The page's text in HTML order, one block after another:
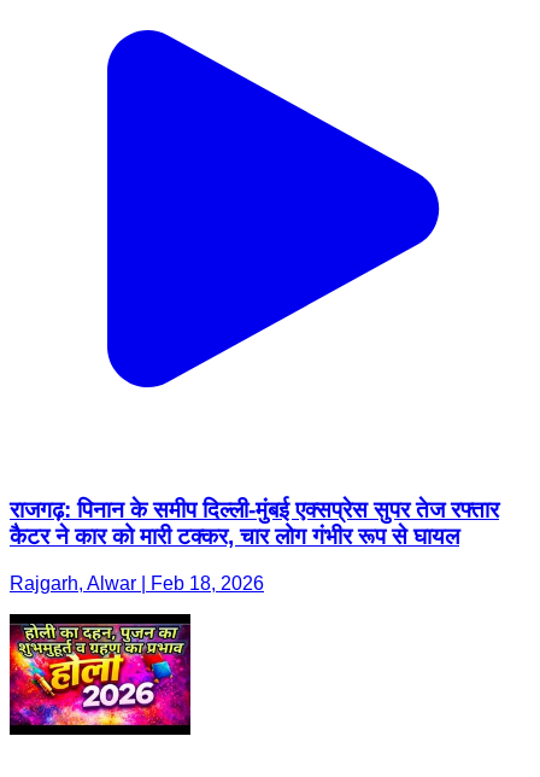
राजगढ़: पिनान के समीप दिल्ली-मुंबई एक्सप्रेस सुपर तेज रफ्तार
कैटर ने कार को मारी टक्कर, चार लोग गंभीर रूप से घायल
Rajgarh, Alwar | Feb 18, 2026